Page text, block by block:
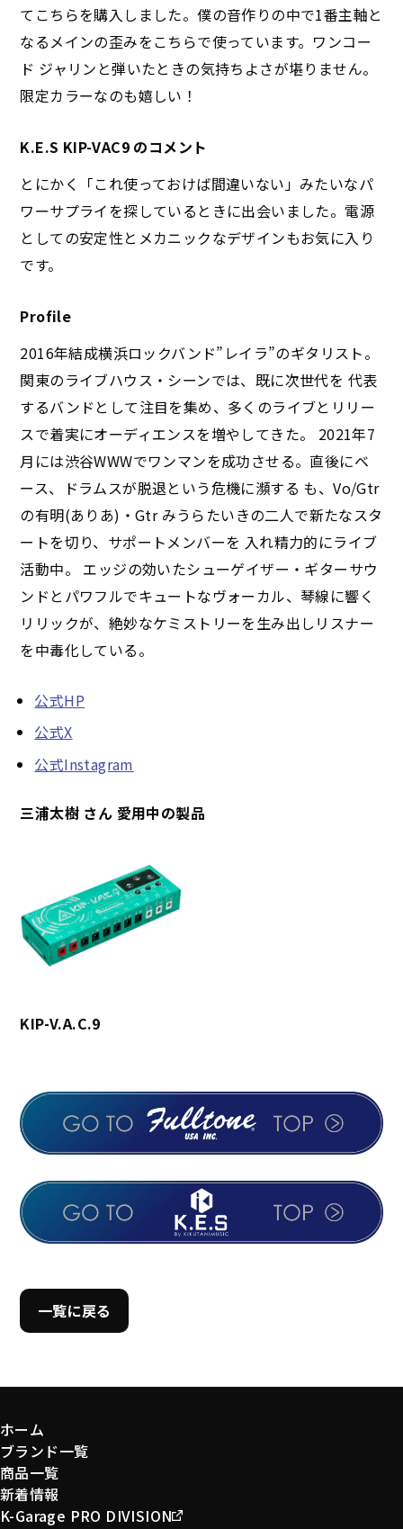
てこちらを購入しました。僕の音作りの中で1番主軸と
なるメインの歪みをこちらで使っています。ワンコー
ド ジャリンと弾いたときの気持ちよさが堪りません。
限定カラーなのも嬉しい！
K.E.S KIP-VAC9 のコメント
とにかく「これ使っておけば間違いない」みたいなパ
ワーサプライを探しているときに出会いました。電源
としての安定性とメカニックなデザインもお気に入り
です。
Profile
2016年結成横浜ロックバンド”レイラ”のギタリスト。
関東のライブハウス・シーンでは、既に次世代を 代表
するバンドとして注目を集め、多くのライブとリリー
スで着実にオーディエンスを増やしてきた。 2021年7
月には渋谷WWWでワンマンを成功させる。直後にベ
ース、ドラムスが脱退という危機に瀕する も、Vo/Gtr
の有明(ありあ)・Gtr みうらたいきの二人で新たなスタ
ートを切り、サポートメンバーを 入れ精力的にライブ
活動中。 エッジの効いたシューゲイザー・ギターサウ
ンドとパワフルでキュートなヴォーカル、琴線に響く
リリックが、絶妙なケミストリーを生み出しリスナー
を中毒化している。
公式HP
公式X
公式Instagram
三浦太樹 さん 愛用中の製品
KIP-V.A.C.9
一覧に戻る
ホーム
ブランド一覧
商品一覧
新着情報
K-Garage PRO DIVISION